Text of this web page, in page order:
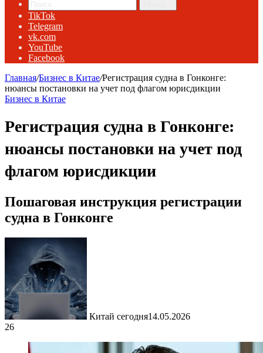
TikTok
Telegram
vk.com
YouTube
Facebook
Главная/Бизнес в Китае/Регистрация судна в Гонконге:
нюансы постановки на учет под флагом юрисдикции
Бизнес в Китае
Регистрация судна в Гонконге:
нюансы постановки на учет под
флагом юрисдикции
Пошаговая инструкция регистрации
судна в Гонконге
Китай сегодня14.05.2026
26